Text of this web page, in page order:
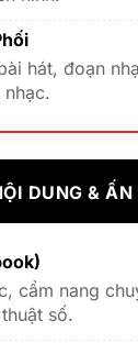
hát, đoạn
DUNG & ẤN
cẩm nang
số.